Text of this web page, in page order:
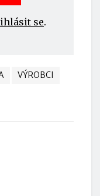
se.
VÝROBCI